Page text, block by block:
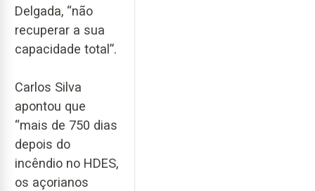
Delgada, “não
recuperar a sua
capacidade total”.
Carlos Silva
apontou que
“mais de 750 dias
depois do
incêndio no HDES,
os açorianos